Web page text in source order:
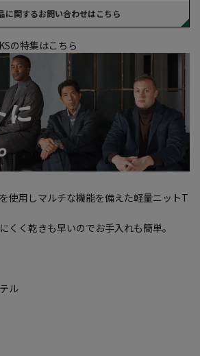
に関するお問い合わせはこちら
の特集はこちら
使用しマルチな機能を備えた軽量ニットT
くく乾きも早いのでお手入れも簡単。
ル